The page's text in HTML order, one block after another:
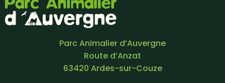
Parc Animalier d’Auvergne
Route d’Anzat
63420 Ardes-sur-Couze